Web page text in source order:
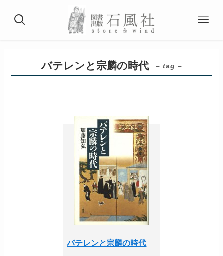
バテレンと宗麟の時代 – tag –
バテレンと宗麟の時代